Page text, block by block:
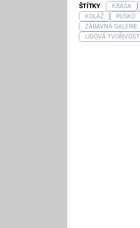
ŠTÍTKY KRÁSA
KOLÁŽ
RUSKO
ZÁBAVNÁ GALERIE
LIDOVÁ TVOŘIVOST